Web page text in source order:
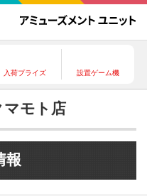
入荷プライズ 設置ゲーム機
モト店
報